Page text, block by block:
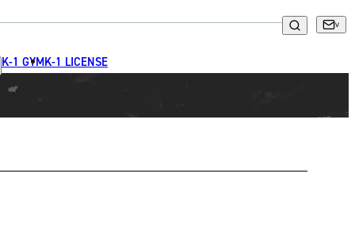
K-1 GYMK-1 LICENSE